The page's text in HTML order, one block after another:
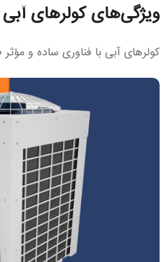
ویژگی‌های کولرهای آبی
کولرهای آبی با فناوری ساده و